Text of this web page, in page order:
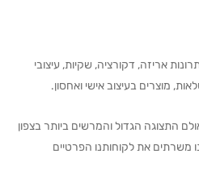
אריזה, דקורציה, שקיות, עיצובי
מוצרים בעיצוב אישי ואחסון.
התצוגה הגדול והמרשים ביותר בצפון
וממנו אנו משרתים את לקוחותנו הפרטיים